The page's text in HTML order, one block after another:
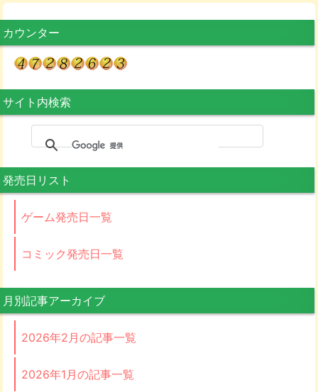
カウンター
サイト内検索
発売日リスト
ゲーム発売日一覧
コミック発売日一覧
月別記事アーカイブ
2026年2月の記事一覧
2026年1月の記事一覧